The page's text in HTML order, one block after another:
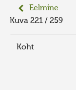
Eelmine
Kuva 221 / 259
Koht